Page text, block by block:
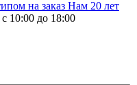
Нам 20 лет
с 10:00 до 18:00